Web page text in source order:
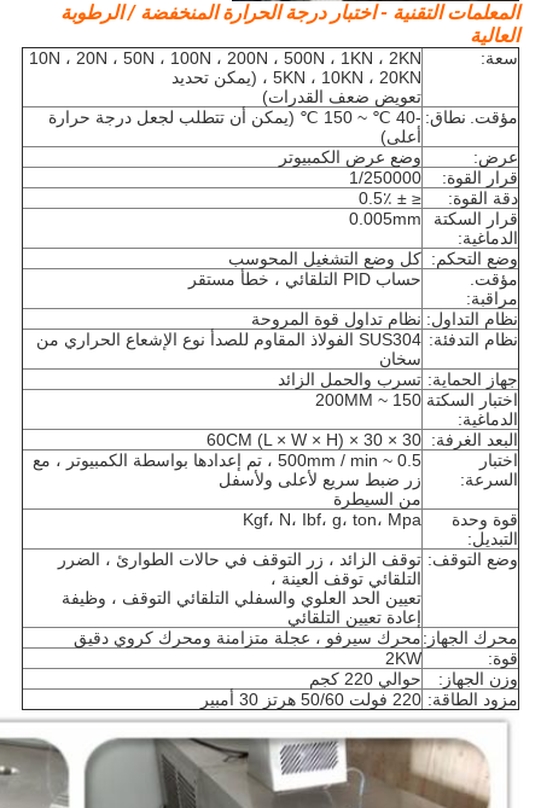
المعلمات التقنية - اختبار درجة الحرارة المنخفضة / الرطوبة
العالية
سعة:
10N ، 20N ، 50N ، 100N ، 200N ، 500N ، 1KN ، 2KN
، 5KN ، 10KN ، 20KN (يمكن تحديد
تعويض ضعف القدرات)
مؤقت. نطاق:
-40 ℃ ~ 150 ℃ (يمكن أن تتطلب لجعل درجة حرارة
أعلى)
عرض:
وضع عرض الكمبيوتر
قرار القوة:
1/250000
دقة القوة:
≤ ± 0.5٪
قرار السكتة
الدماغية:
0.005mm
وضع التحكم: كل وضع التشغيل المحوسب
مؤقت.
مراقبة:
حساب PID التلقائي ، خطأ مستقر
نظام التداول: نظام تداول قوة المروحة
نظام التدفئة:
SUS304 الفولاذ المقاوم للصدأ نوع الإشعاع الحراري من
سخان
جهاز الحماية: تسرب والحمل الزائد
اختبار السكتة
الدماغية:
150 ~ 200MM
البعد الغرفة: 30 × 30 × 60CM (L × W × H)
اختبار
السرعة:
0.5 ~ 500mm / min ، تم إعدادها بواسطة الكمبيوتر ، مع
زر ضبط سريع لأعلى ولأسفل
من السيطرة
قوة وحدة
التبديل:
Kgf، N، Ibf، g، ton، Mpa
وضع التوقف: توقف الزائد ، زر التوقف في حالات الطوارئ ، الضرر
التلقائي توقف العينة ،
تعيين الحد العلوي والسفلي التلقائي التوقف ، وظيفة
إعادة تعيين التلقائي
محرك الجهاز:محرك سيرفو ، عجلة متزامنة ومحرك كروي دقيق
قوة:
2KW
وزن الجهاز:
حوالي 220 كجم
مزود الطاقة: 220 فولت 50/60 هرتز 30 أمبير